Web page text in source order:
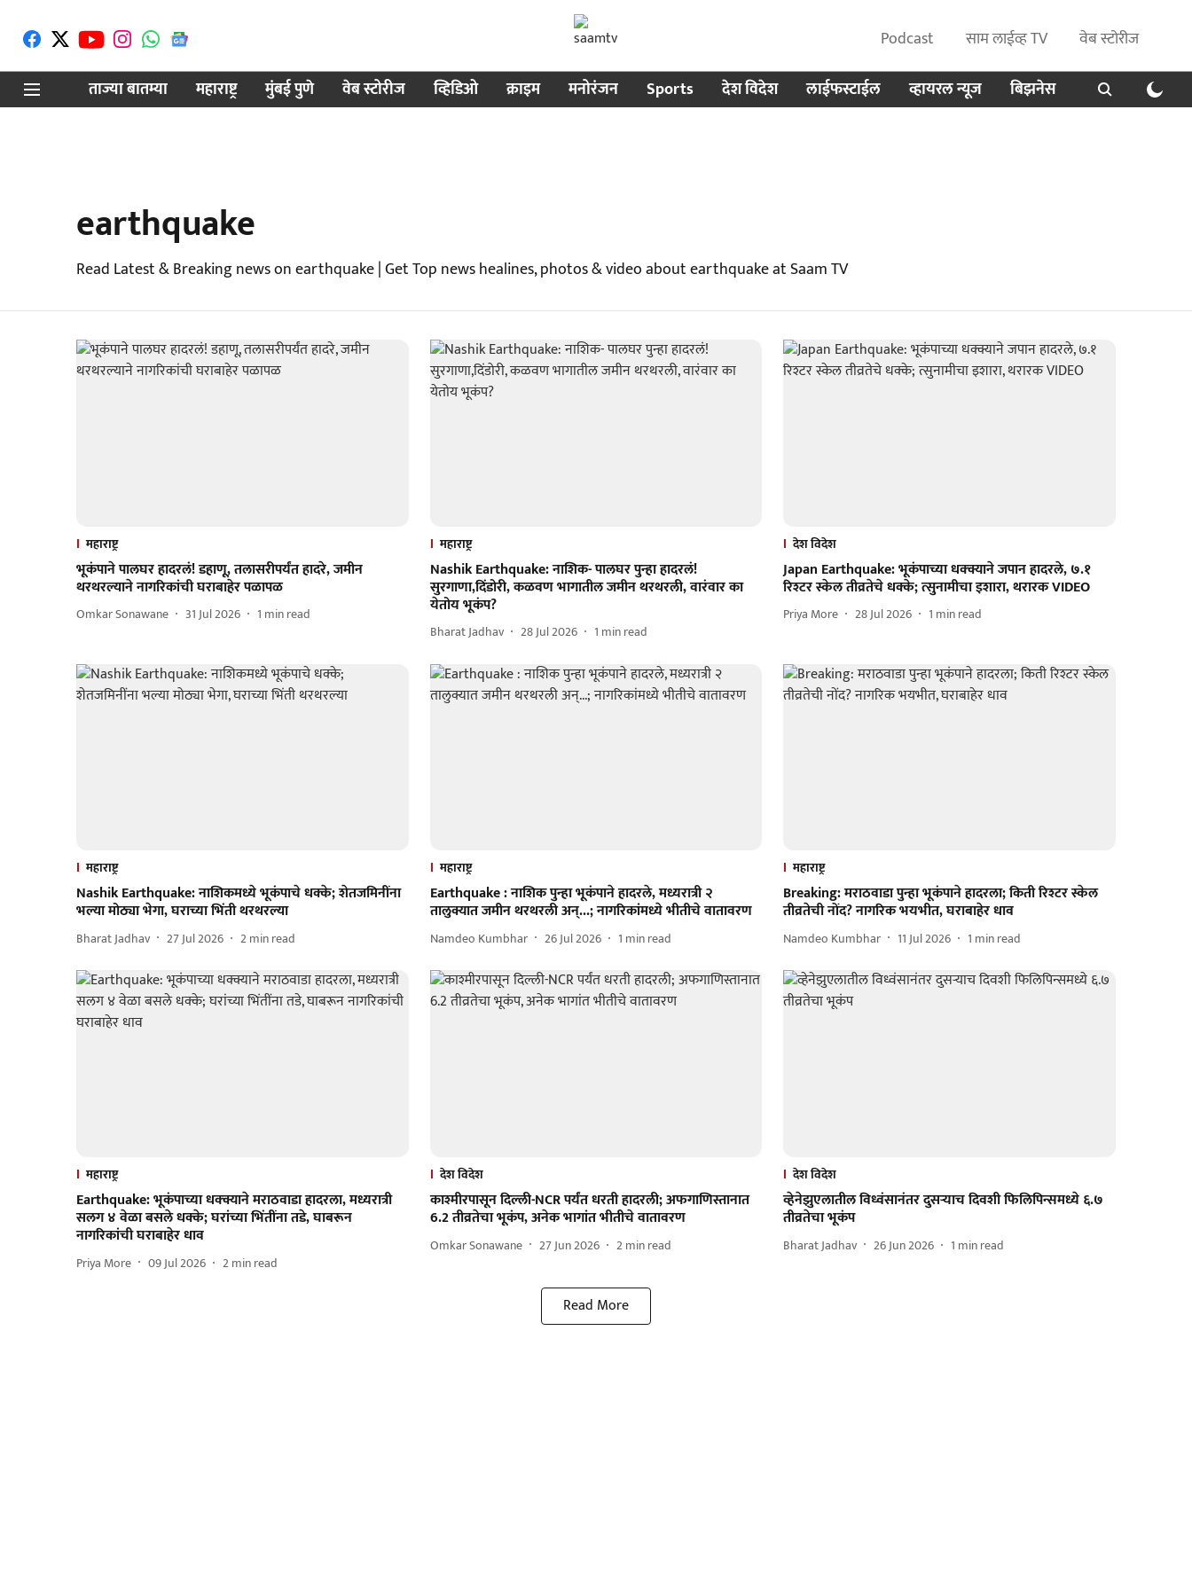
Podcast साम लाईव्ह TV
वेब स्टोरीज
ताज्या बातम्या
महाराष्ट्र मुंबई पुणे वेब स्टोरीज व्हिडिओ क्राइम मनोरंजन Sports देश विदेश लाईफस्टाईल व्हायरल न्यूज बिझनेस
earthquake
Read Latest & Breaking news on earthquake | Get Top news healines, photos & video about earthquake at Saam TV
महाराष्ट्र
भूकंपाने पालघर हादरलं! डहाणू, तलासरीपर्यंत हादरे, जमीन
थरथरल्याने नागरिकांची घराबाहेर पळापळ
Omkar Sonawane 31 Jul 2026 1 min read
महाराष्ट्र
Nashik Earthquake: नाशिक- पालघर पुन्हा हादरलं!
सुरगाणा,दिंडोरी, कळवण भागातील जमीन थरथरली, वारंवार का
येतोय भूकंप?
Bharat Jadhav 28 Jul 2026 1 min read
देश विदेश
Japan Earthquake: भूकंपाच्या धक्क्याने जपान हादरले, ७.१
रिश्टर स्केल तीव्रतेचे धक्के; त्सुनामीचा इशारा, थरारक VIDEO
Priya More 28 Jul 2026 1 min read
महाराष्ट्र
Nashik Earthquake: नाशिकमध्ये भूकंपाचे धक्के; शेतजमिनींना
भल्या मोठ्या भेगा, घराच्या भिंती थरथरल्या
Bharat Jadhav 27 Jul 2026 2min read
महाराष्ट्र
Earthquake : नाशिक पुन्हा भूकंपाने हादरले, मध्यरात्री २
तालुक्यात जमीन थरथरली अन्...; नागरिकांमध्ये भीतीचे वातावरण
Namdeo Kumbhar 26 Jul 2026 1 min read
महाराष्ट्र
Breaking: मराठवाडा पुन्हा भूकंपाने हादरला; किती रिश्टर स्केल
तीव्रतेची नोंद? नागरिक भयभीत, घराबाहेर धाव
Namdeo Kumbhar 11 Jul 2026 1 min read
महाराष्ट्र
Earthquake: भूकंपाच्या धक्क्याने मराठवाडा हादरला, मध्यरात्री
सलग ४ वेळा बसले धक्के; घरांच्या भिंतींना तडे, घाबरून
नागरिकांची घराबाहेर धाव
Priya More 09 Jul 2026 2min read
देश विदेश
काश्मीरपासून दिल्ली-NCR पर्यंत धरती हादरली; अफगाणिस्तानात
6.2 तीव्रतेचा भूकंप, अनेक भागांत भीतीचे वातावरण
Omkar Sonawane 27 Jun 2026 2min read
देश विदेश
व्हेनेझुएलातील विध्वंसानंतर दुसऱ्याच दिवशी फिलिपिन्समध्ये ६.७
तीव्रतेचा भूकंप
Bharat Jadhav 26 Jun 2026 1 min read
Read More